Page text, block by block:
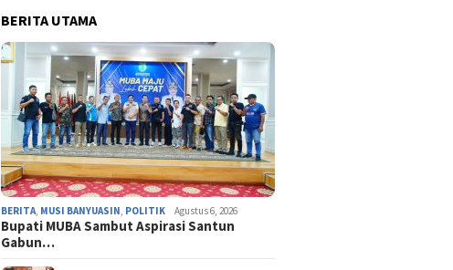
BERITA UTAMA
BERITA, MUSI BANYUASIN, POLITIK Agustus 6, 2026
Bupati MUBA Sambut Aspirasi Santun
Gabun…